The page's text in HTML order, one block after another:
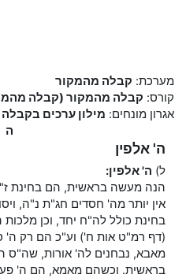
מערכת: קבלה מהמקור
קורס: קבלה מהמקור (קבלה
אגרון מונחים: מילון ערכים בקבלה
ה
ה' אלפין
ל) ה' אלפין:
הנה מעשה בראשית, הם בחינת
אין יותר מה' חסדים חג"ת נ"ה,
בחינת כולל לה"ח יחד, וכן
(דף רמ"ט אות ח') וע"כ הם רק ה'
מאבא, נבחנים לה' אורות, שה"ס
בראשית. וכשהם מאמא, הם ה'